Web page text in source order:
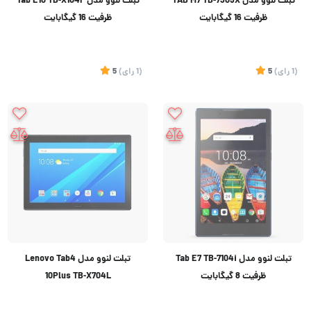
ظرفیت 16 گیگابایت
(1 رای)
5
ظرفیت 16 گیگابایت
(1 رای)
5
تبلت لنوو مدل Tab E7 TB-7104i
ظرفیت 8 گیگابایت
تبلت لنوو مدل Lenovo Tab4
10Plus TB-X704L